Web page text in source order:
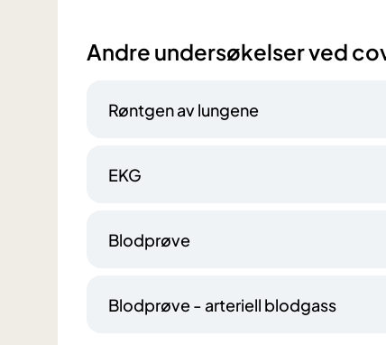
Andre undersøkelser ved
Røntgen av lungene
EKG
Blodprøve
Blodprøve - arteriell blodgass